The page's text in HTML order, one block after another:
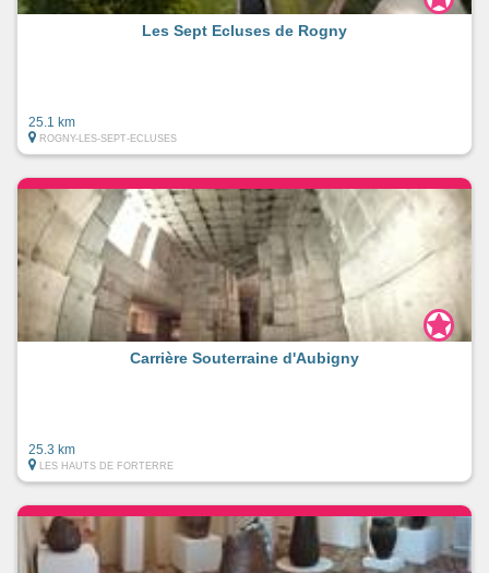
Les Sept Ecluses de Rogny
25.1 km
ROGNY-LES-SEPT-ECLUSES
Carrière Souterraine d'Aubigny
25.3 km
LES HAUTS DE FORTERRE